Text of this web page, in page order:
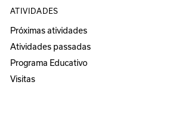
ATIVIDADES
Próximas atividades
Atividades passadas
Programa Educativo
Visitas